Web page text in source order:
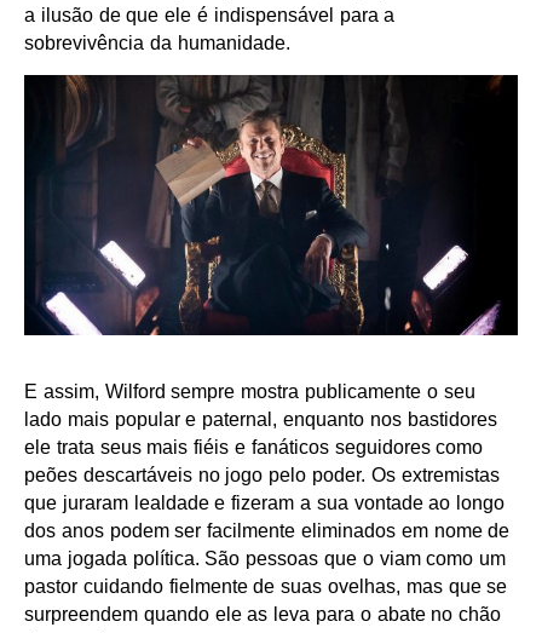
a ilusão de que ele é indispensável para a
sobrevivência da humanidade.
E assim, Wilford sempre mostra publicamente o seu
lado mais popular e paternal, enquanto nos bastidores
ele trata seus mais fiéis e fanáticos seguidores como
peões descartáveis no jogo pelo poder. Os extremistas
que juraram lealdade e fizeram a sua vontade ao longo
dos anos podem ser facilmente eliminados em nome de
uma jogada política. São pessoas que o viam como um
pastor cuidando fielmente de suas ovelhas, mas que se
surpreendem quando ele as leva para o abate no chão